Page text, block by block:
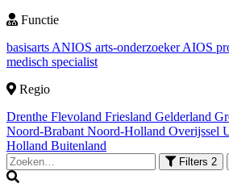
Functie
basisarts ANIOS arts-onderzoekerAIOS
medisch specialist
Regio
Drenthe Flevoland Friesland Gelderland
Noord-Brabant Noord-Holland Overijssel
Holland Buitenland
Filters 2